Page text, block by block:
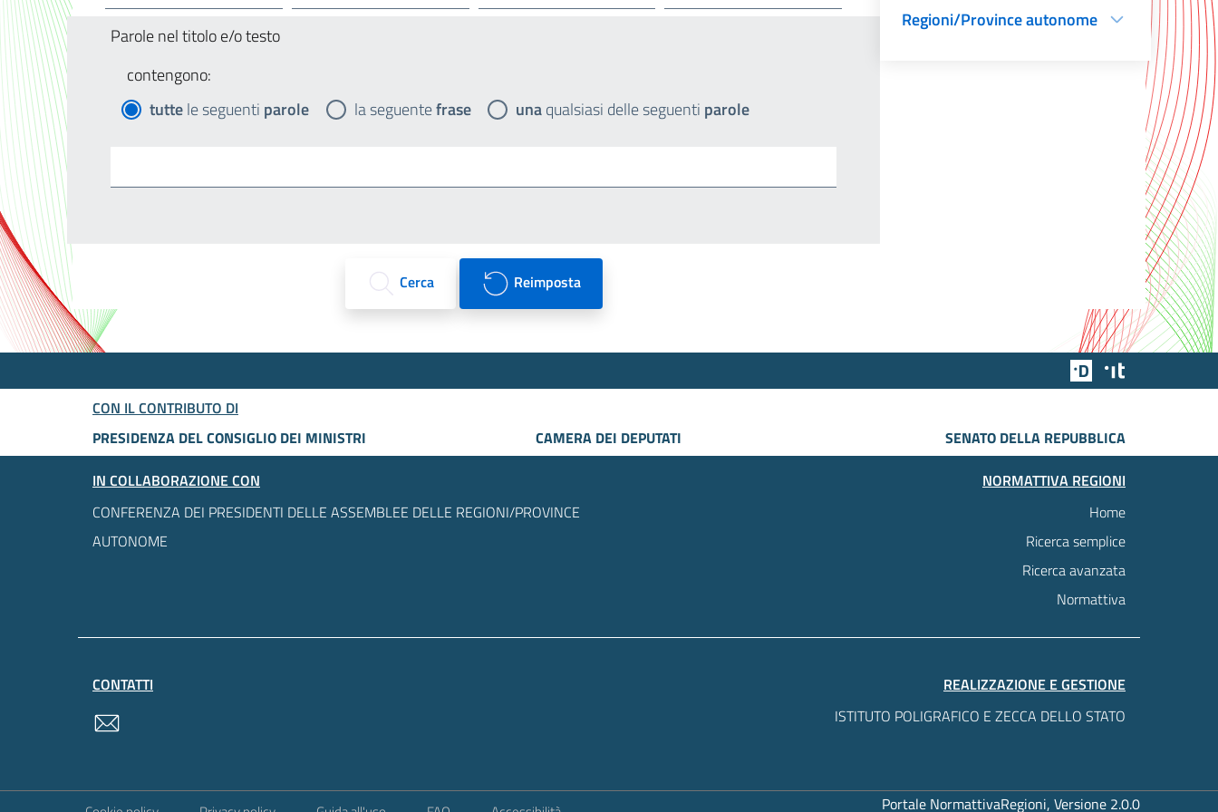
Parole nel titolo e/o testo
contengono:
tuttele seguenti parole la seguentefrase unaqualsiasi delle seguenti parole
Cerca Reimposta
Regioni/Province autonome
Team Digitale
CON IL CONTRIBUTO DI
PRESIDENZA DEL CONSIGLIO DEI MINISTRI
CAMERA DEI DEPUTATI
SENATO DELLA REPUBBLICA
IN COLLABORAZIONE CON
CONFERENZA DEI PRESIDENTI DELLE ASSEMBLEE DELLE REGIONI/PROVINCE
AUTONOME
NORMATTIVA REGIONI
Home
Ricerca semplice
Ricerca avanzata
Normattiva
CONTATTI
REALIZZAZIONE E GESTIONE
ISTITUTO POLIGRAFICO E ZECCA DELLO STATO
Portale NormattivaRegioni, Versione 2.0.0